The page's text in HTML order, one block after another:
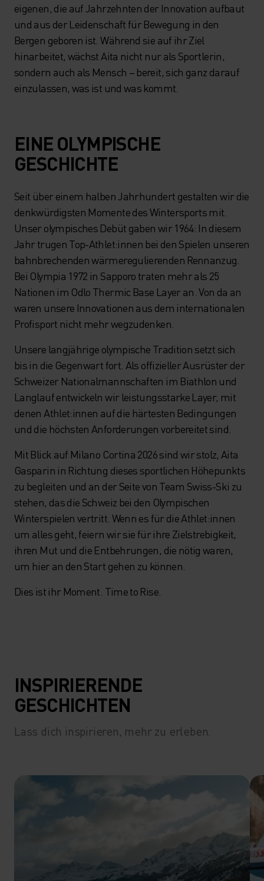
eigenen, die auf Jahrzehnten der Innovation aufbaut
und aus der Leidenschaft für Bewegung in den
Bergen geboren ist. Während sie auf ihr Ziel
hinarbeitet, wächst Aita nicht nur als Sportlerin,
sondern auch als Mensch – bereit, sich ganz darauf
einzulassen, was ist und was kommt.
EINE OLYMPISCHE
GESCHICHTE
Seit über einem halben Jahrhundert gestalten wir die
denkwürdigsten Momente des Wintersports mit.
Unser olympisches Debüt gaben wir 1964: In diesem
Jahr trugen Top-Athlet:innen bei den Spielen unseren
bahnbrechenden wärmeregulierenden Rennanzug.
Bei Olympia 1972 in Sapporo traten mehr als 25
Nationen im Odlo Thermic Base Layer an. Von da an
waren unsere Innovationen aus dem internationalen
Profisport nicht mehr wegzudenken.
Unsere langjährige olympische Tradition setzt sich
bis in die Gegenwart fort. Als offizieller Ausrüster der
Schweizer Nationalmannschaften im Biathlon und
Langlauf entwickeln wir leistungsstarke Layer, mit
denen Athlet:innen auf die härtesten Bedingungen
und die höchsten Anforderungen vorbereitet sind.
Mit Blick auf Milano Cortina 2026 sind wir stolz, Aita
Gasparin in Richtung dieses sportlichen Höhepunkts
zu begleiten und an der Seite von Team Swiss-Ski zu
stehen, das die Schweiz bei den Olympischen
Winterspielen vertritt. Wenn es für die Athlet:innen
um alles geht, feiern wir sie für ihre Zielstrebigkeit,
ihren Mut und die Entbehrungen, die nötig waren,
um hier an den Start gehen zu können.
Dies ist ihr Moment. Time to Rise.
INSPIRIERENDE
GESCHICHTEN
Lass dich inspirieren, mehr zu erleben.